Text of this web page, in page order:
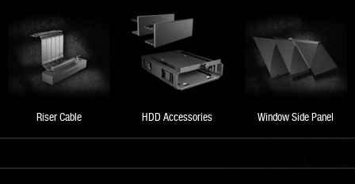
Riser Cable HDD Accessories Window Side Panel